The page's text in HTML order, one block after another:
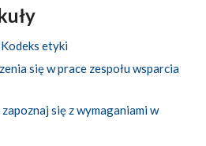
etyki
się w prace zespołu wsparcia
się z wymaganiami w